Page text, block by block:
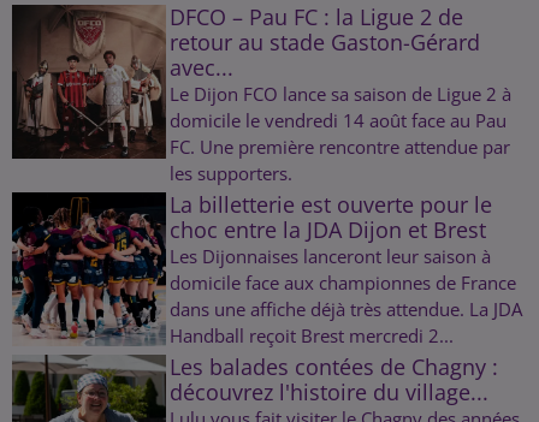
DFCO – Pau FC : la Ligue 2 de
retour au stade Gaston-Gérard
avec...
Le Dijon FCO lance sa saison de Ligue 2 à
domicile le vendredi 14 août face au Pau
FC. Une première rencontre attendue par
les supporters.
La billetterie est ouverte pour le
choc entre la JDA Dijon et Brest
Les Dijonnaises lanceront leur saison à
domicile face aux championnes de France
dans une affiche déjà très attendue. La JDA
Handball reçoit Brest mercredi 2...
Les balades contées de Chagny :
découvrez l'histoire du village...